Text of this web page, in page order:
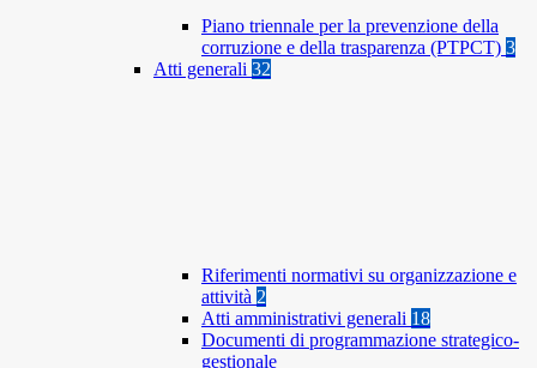
Piano triennale per la prevenzione della
corruzione e della trasparenza (PTPCT) 3
Atti generali 32
Riferimenti normativi su organizzazione e
attività 2
Atti amministrativi generali 18
Documenti di programmazione strategico-
gestionale